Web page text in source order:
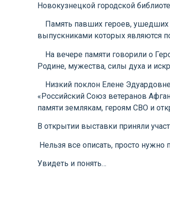
Новокузнецкой городской
Память павших героев, ушедших
выпускниками которых являются
На вечере памяти говорили о
Родине, мужества, силы духа и
Низкий поклон Елене
«Российский Союз ветеранов
памяти землякам, героям СВО и
В открытии выставки приняли
Нельзя все описать, просто нужно
Увидеть и понять…